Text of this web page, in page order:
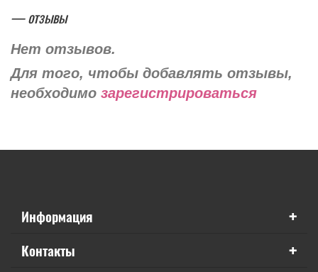
— отзывы
Нет отзывов.
Для того, чтобы добавлять отзывы,
необходимо зарегистрироваться
Информация +
Контакты +